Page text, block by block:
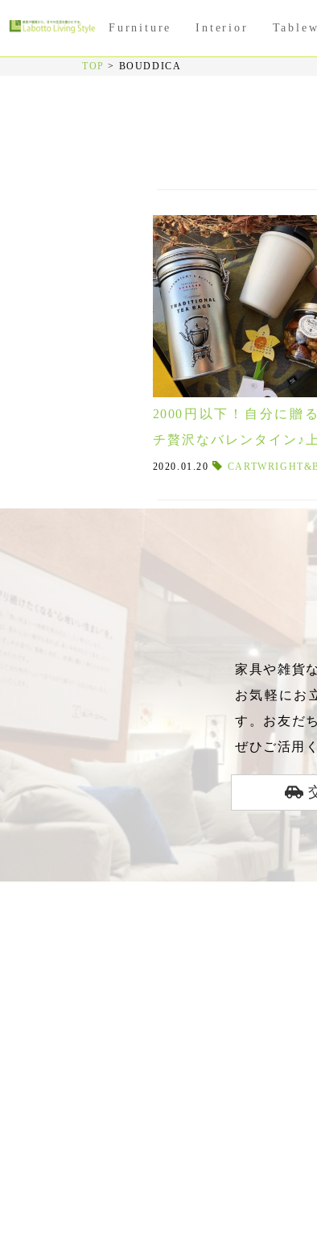
Furniture Interior
TOP > BOUDDICA
2000円以下！自分に贈
チ贅沢なバレンタイン♪
や男友達にもおすすめ！
2020.01.20
家具や雑貨
お気軽にお
す。お友だ
ぜひご活用